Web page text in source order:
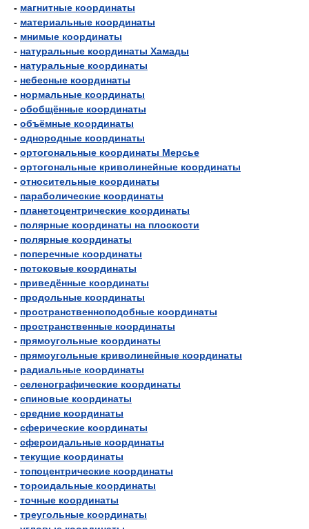
- магнитные координаты
- материальные координаты
- мнимые координаты
- натуральные координаты Хамады
- натуральные координаты
- небесные координаты
- нормальные координаты
- обобщённые координаты
- объёмные координаты
- однородные координаты
- ортогональные координаты Мерсье
- ортогональные криволинейные координаты
- относительные координаты
- параболические координаты
- планетоцентрические координаты
- полярные координаты на плоскости
- полярные координаты
- поперечные координаты
- потоковые координаты
- приведённые координаты
- продольные координаты
- пространственноподобные координаты
- пространственные координаты
- прямоугольные координаты
- прямоугольные криволинейные координаты
- радиальные координаты
- селенографические координаты
- спиновые координаты
- средние координаты
- сферические координаты
- сфероидальные координаты
- текущие координаты
- топоцентрические координаты
- тороидальные координаты
- точные координаты
- треугольные координаты